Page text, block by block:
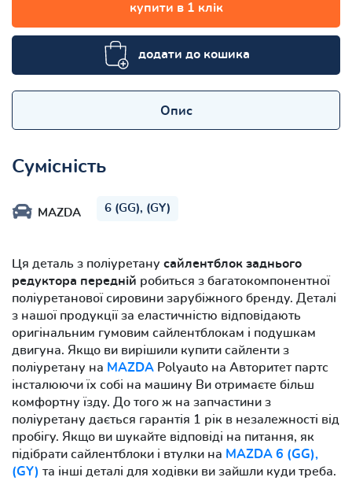
купити в 1 клік
додати до кошика
Опис
Сумісність
MAZDA 6 (GG), (GY)
Ця деталь з поліуретану сайлентблок заднього
редуктора передній робиться з багатокомпонентної
поліуретанової сировини зарубіжного бренду. Деталі
з нашої продукції за еластичністю відповідають
оригінальним гумовим сайлентблокам і подушкам
двигуна. Якщо ви вирішили купити сайленти з
поліуретану на MAZDA Polyauto на Авторитет партс
інсталюючи їх собі на машину Ви отримаєте більш
комфортну їзду. До того ж на запчастини з
поліуретану дається гарантія 1 рік в незалежності від
пробігу. Якщо ви шукайте відповіді на питання, як
підібрати сайлентблоки і втулки на MAZDA 6 (GG),
(GY) та інші деталі для ходівки ви зайшли куди треба.